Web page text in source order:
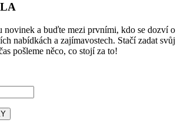
novinek a buďte mezi prvními, kdo se dozví o
nabídkách a zajímavostech. Stačí zadat svůj
pošleme něco, co stojí za to!